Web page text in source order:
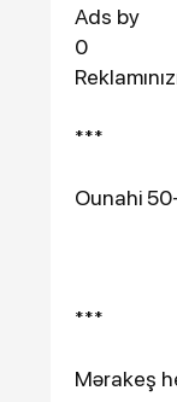
Ads by
0
***
Ounahi
***
Mərakeş